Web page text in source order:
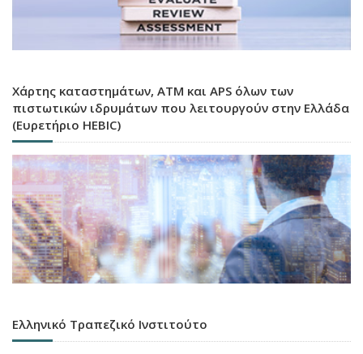
Χάρτης καταστημάτων, ATM και APS όλων των
πιστωτικών ιδρυμάτων που λειτουργούν στην Ελλάδα
(Ευρετήριο HEBIC)
Ελληνικό Τραπεζικό Ινστιτούτο